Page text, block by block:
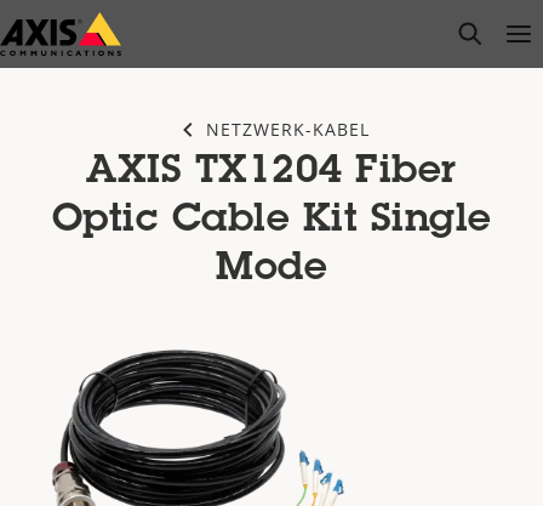
Zum
Hauptinhalt
open
NETZWERK-KABEL
AXIS TX1204 Fiber
Optic Cable Kit Single
Mode